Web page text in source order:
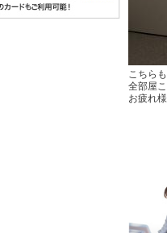
こちら
全部屋こ
お疲れ様